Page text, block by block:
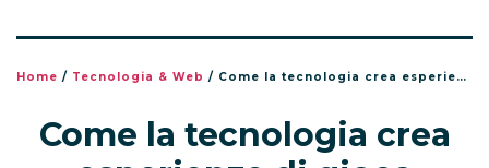
Home / Tecnologia & Web / Come la tecnologia crea esperienze di gioco coinvolgenti
Come la tecnologia crea